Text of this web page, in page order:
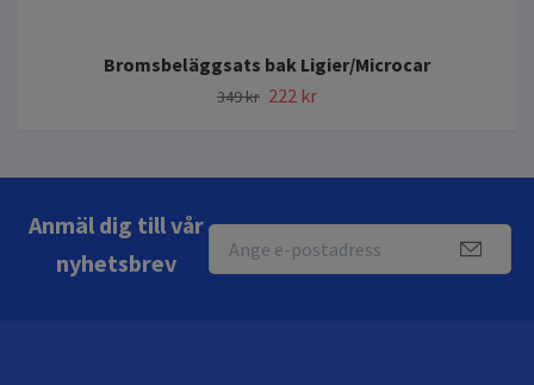
Bromsbeläggsats bak Ligier/Microcar
349 kr 222 kr
Anmäl dig till vår
nyhetsbrev